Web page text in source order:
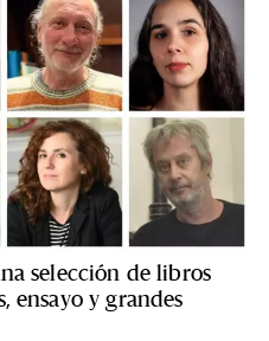
selección de libros
ensayo y grandes